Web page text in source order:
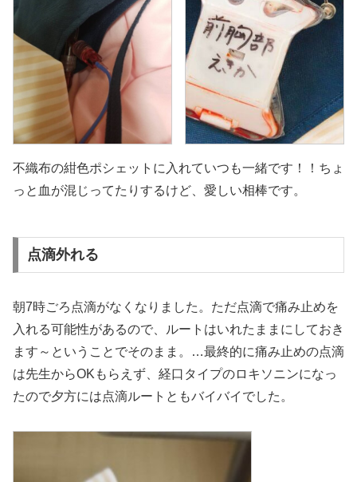
不織布の紺色ポシェットに入れていつも一緒です！！ちょ
っと血が混じってたりするけど、愛しい相棒です。
点滴外れる
朝7時ごろ点滴がなくなりました。ただ点滴で痛み止めを
入れる可能性があるので、ルートはいれたままにしておき
ます～ということでそのまま。…最終的に痛み止めの点滴
は先生からOKもらえず、経口タイプのロキソニンになっ
たので夕方には点滴ルートともバイバイでした。